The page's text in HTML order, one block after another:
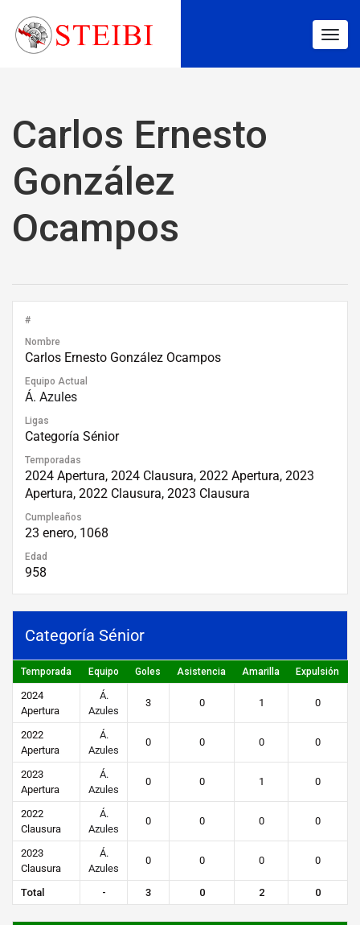
Carlos Ernesto
González
Ocampos
#
Nombre
Carlos Ernesto González Ocampos
Equipo Actual
Á. Azules
Ligas
Categoría Sénior
Temporadas
2024 Apertura, 2024 Clausura, 2022 Apertura, 2023
Apertura, 2022 Clausura, 2023 Clausura
Cumpleaños
23 enero, 1068
Edad
958
Categoría Sénior
Temporada Equipo Goles Asistencia Amarilla Expulsión
2024
Apertura
Á.
Azules
3 0 1 0
2022
Apertura
Á.
Azules
0 0 0 0
2023
Apertura
Á.
Azules
0 0 1 0
2022
Clausura
Á.
Azules
0 0 0 0
2023
Clausura
Á.
Azules
0 0 0 0
Total - 3 0 2 0